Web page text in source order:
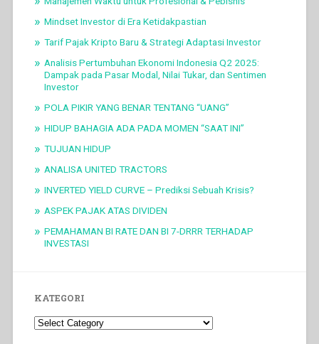
Mindset Investor di Era Ketidakpastian
Tarif Pajak Kripto Baru & Strategi Adaptasi Investor
Analisis Pertumbuhan Ekonomi Indonesia Q2 2025:
Dampak pada Pasar Modal, Nilai Tukar, dan Sentimen
Investor
POLA PIKIR YANG BENAR TENTANG “UANG”
HIDUP BAHAGIA ADA PADA MOMEN “SAAT INI”
TUJUAN HIDUP
ANALISA UNITED TRACTORS
INVERTED YIELD CURVE – Prediksi Sebuah Krisis?
ASPEK PAJAK ATAS DIVIDEN
PEMAHAMAN BI RATE DAN BI 7-DRRR TERHADAP
INVESTASI
KATEGORI
Kategori